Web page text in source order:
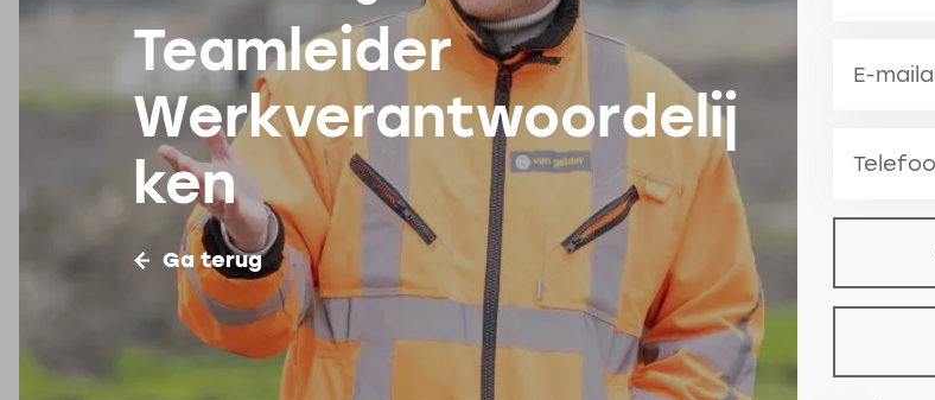
Teamleider
Werkverantwoordelij
ken
Ga terug